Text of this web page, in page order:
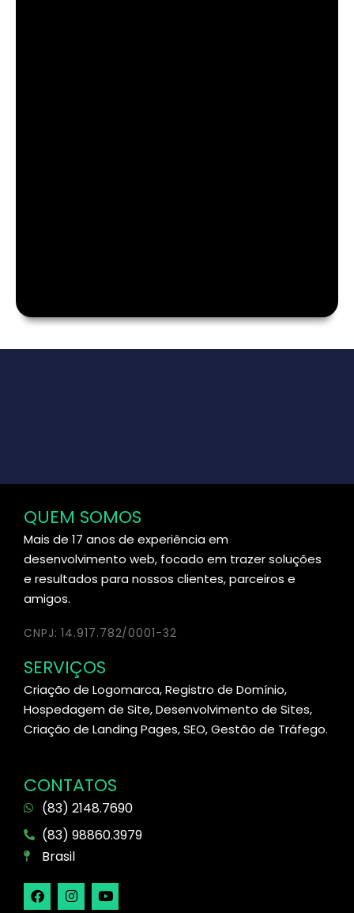
QUEM SOMOS
Mais de 17 anos de experiência em
desenvolvimento web, focado em trazer soluções
e resultados para nossos clientes, parceiros e
amigos.
CNPJ: 14.917.782/0001-32
SERVIÇOS
Criação de Logomarca, Registro de Domínio,
Hospedagem de Site, Desenvolvimento de Sites,
Criação de Landing Pages, SEO, Gestão de Tráfego.
CONTATOS
(83) 2148.7690
(83) 98860.3979
Brasil